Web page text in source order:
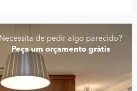
Necessita de pedir algo parecido?
Peça um orçamento grátis